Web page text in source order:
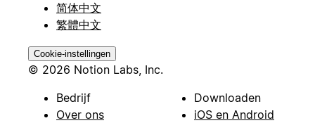
简体中文
繁體中文
Cookie-instellingen
© 2026 Notion Labs, Inc.
Bedrijf
Over ons
Downloaden
iOS en Android